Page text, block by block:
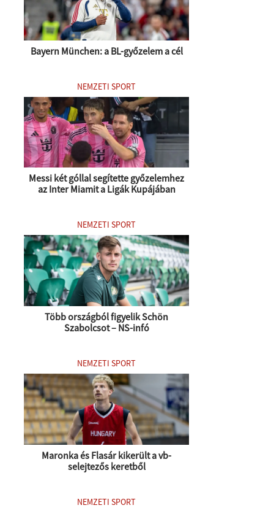
Bayern München: a BL-győzelem a cél
NEMZETI SPORT
Messi két góllal segítette győzelemhez
az Inter Miamit a Ligák Kupájában
NEMZETI SPORT
Több országból figyelik Schön
Szabolcsot – NS-infó
NEMZETI SPORT
Maronka és Flasár kikerült a vb-
selejtezős keretből
NEMZETI SPORT